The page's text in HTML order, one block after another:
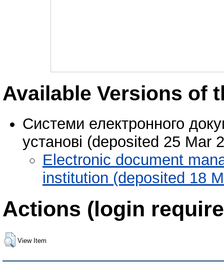
Available Versions of
Системи електронного
установі (deposited 25 Mar
Electronic document
institution (deposited 18
Actions (login
View Item